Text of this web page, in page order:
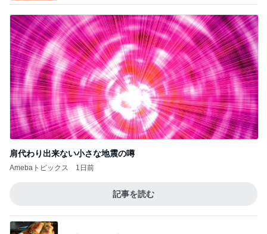
肩代わり出来ない小さな地震の噂
Amebaトピックス 1日前
記事を読む